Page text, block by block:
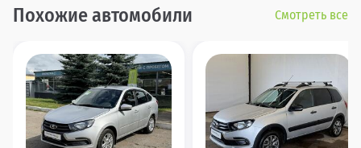
Похожие автомобили Смотреть все